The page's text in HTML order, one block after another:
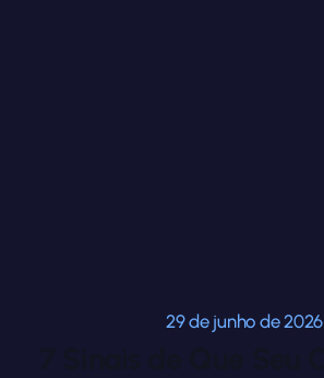
29 de junho de 2026